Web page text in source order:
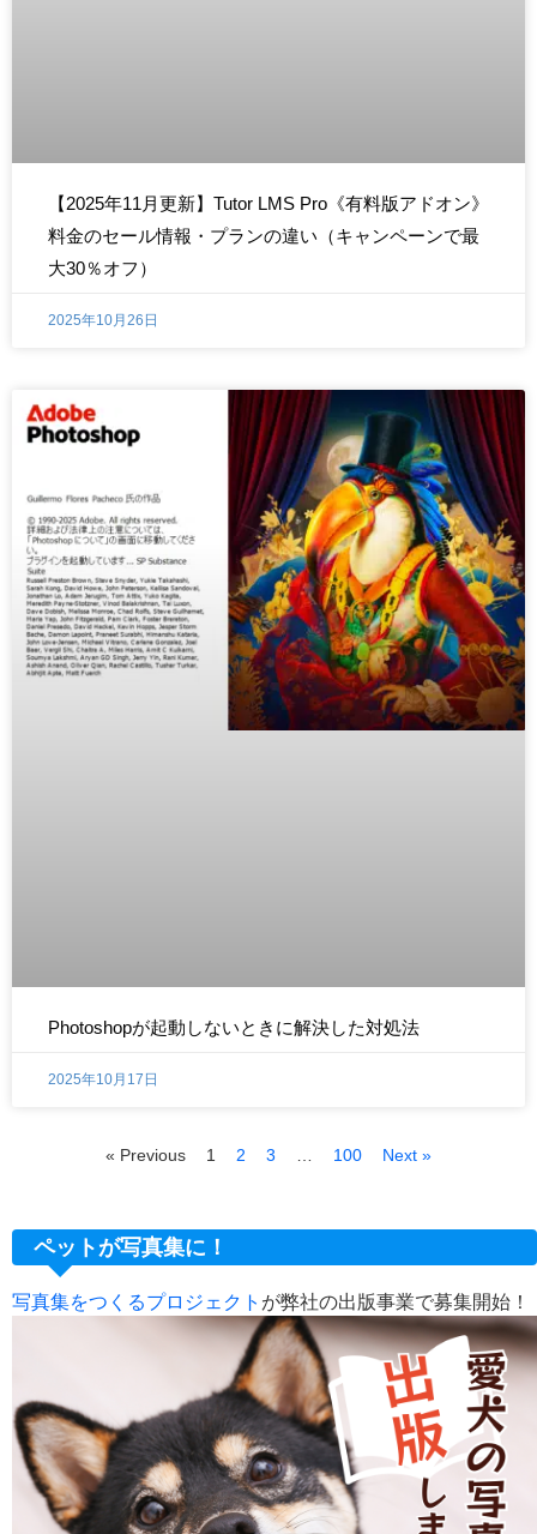
【2025年11月更新】Tutor LMS Pro《有料版アドオン》
料金のセール情報・プランの違い（キャンペーンで最
大30％オフ）
2025年10月26日
Photoshopが起動しないときに解決した対処法
2025年10月17日
« Previous 1 2 3 … 100 Next »
ペットが写真集に！
写真集をつくるプロジェクト が弊社の出版事業で募集開始！